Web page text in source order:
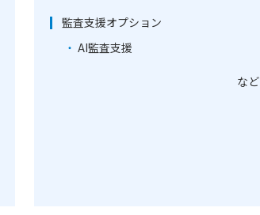
監査支援オプション
AI監査支援
など